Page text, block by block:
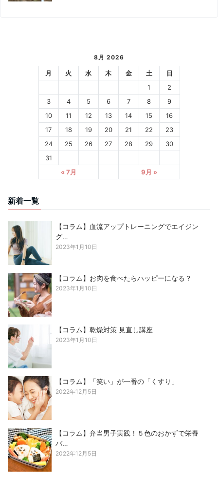
8月 2026
月 火 水 木 金 土
日
1
2
3
4 5 6 7 8
9
10
11 12 13 14 15
16
17
18 19 20 21 22
23
24
25 26 27 28 29
30
31
« 7月
9月 »
新着一覧
【コラム】血流アップトレーニングでエイジン
グ…
2023年1月10日
【コラム】お肉を食べたらハッピーになる？
2023年1月10日
【コラム】乾燥対策 見直し講座
2023年1月10日
【コラム】「笑い」が一番の「くすり」
2022年12月5日
【コラム】弁当男子実践！５色のおかずで栄養
バ…
2022年12月5日